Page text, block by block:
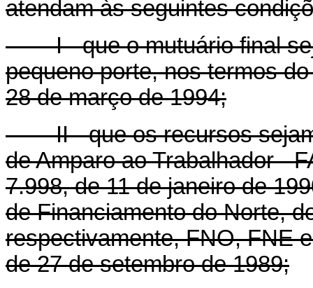
atendam às seguintes
I - que o mutuário final
pequeno porte, nos termos
28 de março de 1994;
II - que os recursos sejam
de Amparo ao Trabalhador -
7.998, de 11 de janeiro de
de Financiamento do Norte,
respectivamente, FNO, FNE
de 27 de setembro de 1989;